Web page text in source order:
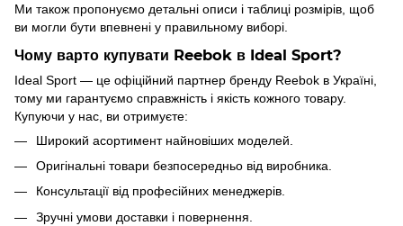
Ми також пропонуємо детальні описи і таблиці розмірів, щоб
ви могли бути впевнені у правильному виборі.
Чому варто купувати Reebok в Ideal Sport?
Ideal Sport — це офіційний партнер бренду Reebok в Україні,
тому ми гарантуємо справжність і якість кожного товару.
Купуючи у нас, ви отримуєте:
Широкий асортимент найновіших моделей.
Оригінальні товари безпосередньо від виробника.
Консультації від професійних менеджерів.
Зручні умови доставки і повернення.